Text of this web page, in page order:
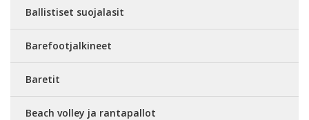
Ballistiset suojalasit
Barefootjalkineet
Baretit
Beach volley ja rantapallot